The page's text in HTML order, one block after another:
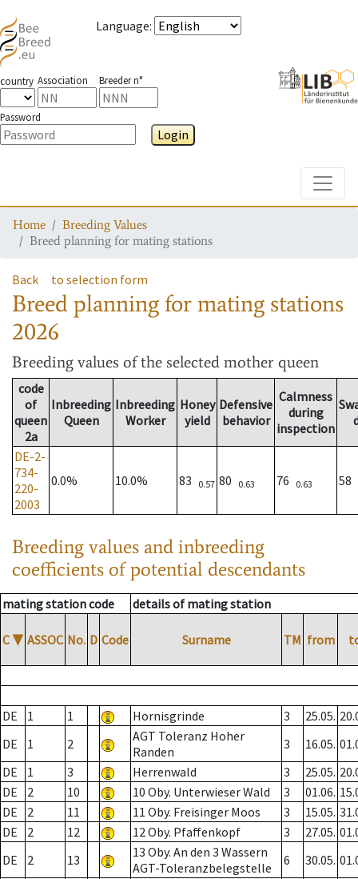
Language:
country Association Breeder n°
Password
Login
Home
Breeding Values
Breed planning for mating stations
Back to selection form
Breed planning for mating stations
2026
Breeding values of the selected mother queen
code
of
queen
2a
Inbreeding
Queen
Inbreeding
Worker
Honey
yield
Defensive
behavior
Calmness
during
inspection
DE-2-
734-
220-
2003
0.0% 10.0% 83 0.57 80 0.63 76 0.63 58
Breeding values and inbreeding
coefficients of potential descendants
mating station code details of mating station
C ▼ ASSOC No. D Code Surname TM from
DE 1 1 Hornisgrinde 3 25.05.
DE
1 2
AGT Toleranz Hoher
Randen
3 16.05.
DE
1 3 Herrenwald 3 25.05.
DE
2 10 10 Oby. Unterwieser Wald 3 01.06.
DE
2 11 11 Oby. Freisinger Moos 3 15.05.
DE
2 12 12 Oby. Pfaffenkopf 3 27.05.
DE
2 13
13 Oby. An den 3 Wassern
AGT-Toleranzbelegstelle
6 30.05.